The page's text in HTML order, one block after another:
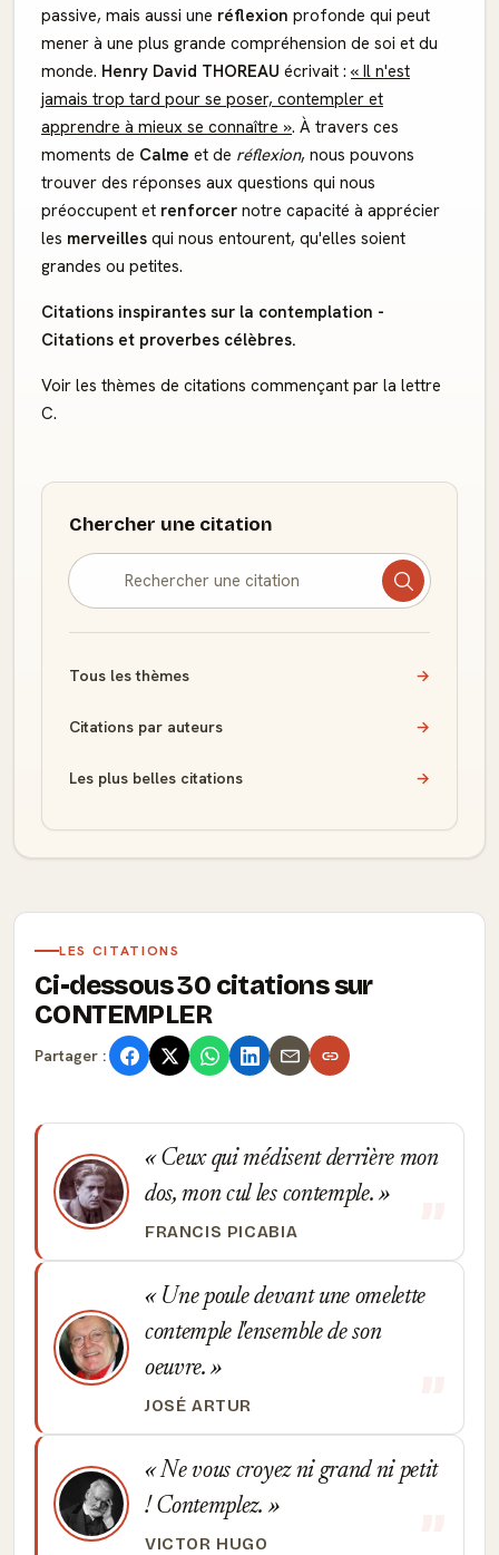
passive, mais aussi une réflexion profonde qui peut
mener à une plus grande compréhension de soi et du
monde. Henry David THOREAU écrivait : « Il n'est
jamais trop tard pour se poser, contempler et
apprendre à mieux se connaître ». À travers ces
moments de Calme et de réflexion, nous pouvons
trouver des réponses aux questions qui nous
préoccupent et renforcer notre capacité à apprécier
les merveilles qui nous entourent, qu'elles soient
grandes ou petites.
Citations inspirantes sur la contemplation -
Citations et proverbes célèbres.
Voir les thèmes de citations commençant par la lettre
C.
Chercher une citation
Tous les thèmes →
Citations par auteurs →
Les plus belles citations →
LES CITATIONS
Ci-dessous 30 citations sur
CONTEMPLER
Partager :
Ceux qui médisent derrière mon
dos, mon cul les contemple.
FRANCIS PICABIA
Une poule devant une omelette
contemple l'ensemble de son
oeuvre.
JOSÉ ARTUR
Ne vous croyez ni grand ni petit
! Contemplez.
VICTOR HUGO